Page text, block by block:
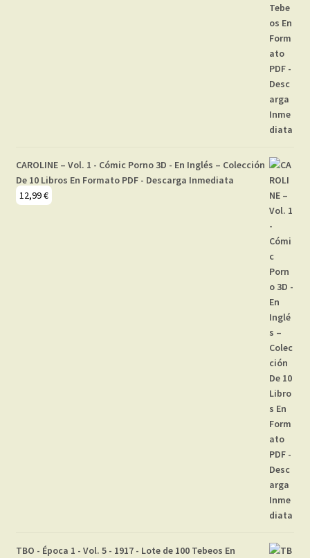
CAROLINE – Vol. 1 - Cómic Porno 3D - En Inglés – Colección
De 10 Libros En Formato PDF - Descarga Inmediata
12,99€
TBO - Época 1 - Vol. 5 - 1917 - Lote de 100 Tebeos En